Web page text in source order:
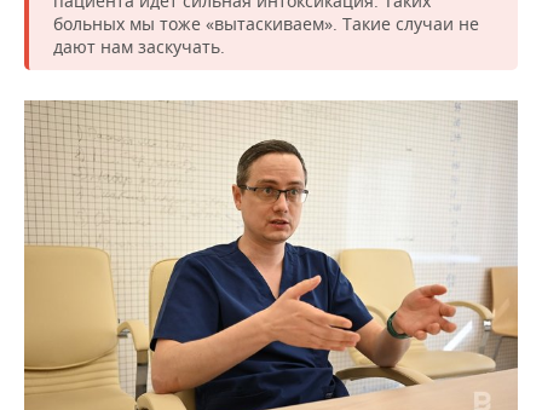
больных мы тоже «вытаскиваем». Такие случаи не
дают нам заскучать.